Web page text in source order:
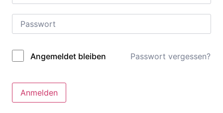
Alternative:
Angemeldet bleiben Passwort vergessen?
Anmelden